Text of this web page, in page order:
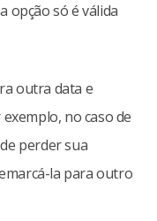
opção só é válida
outra data e
no caso de
perder sua
la para outro